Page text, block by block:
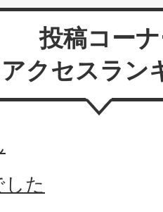
投稿コー
アクセスラン
した